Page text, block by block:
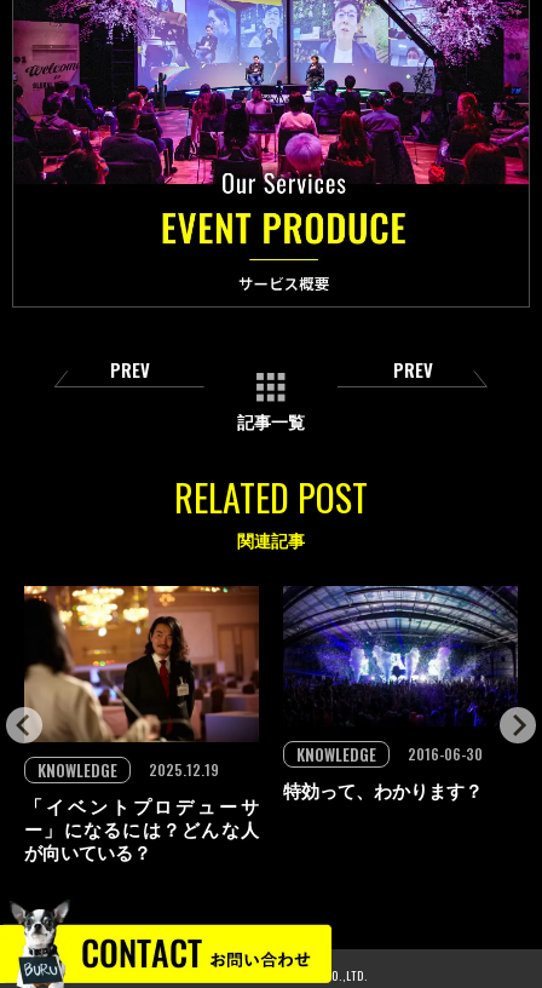
PREV
記事一覧
PREV
RELATED POST
関連記事
「イベントプロデューサ
ー」になるには？どんな人
が向いている？
KNOWLEDGE
2025.12.19
特効って、わかります？
KNOWLEDGE 2016-06-30
© 2024 GLOBAL PRODUCE CO.,LTD.